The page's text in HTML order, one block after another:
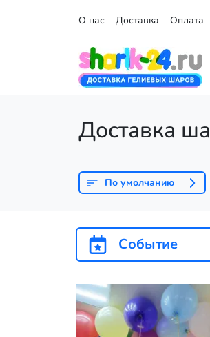
О нас Доставка Оплата
Доставка
По умолчанию
Событие